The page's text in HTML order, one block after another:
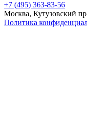
+7 (495) 363-83-56
Москва, Кутузовский
Политика